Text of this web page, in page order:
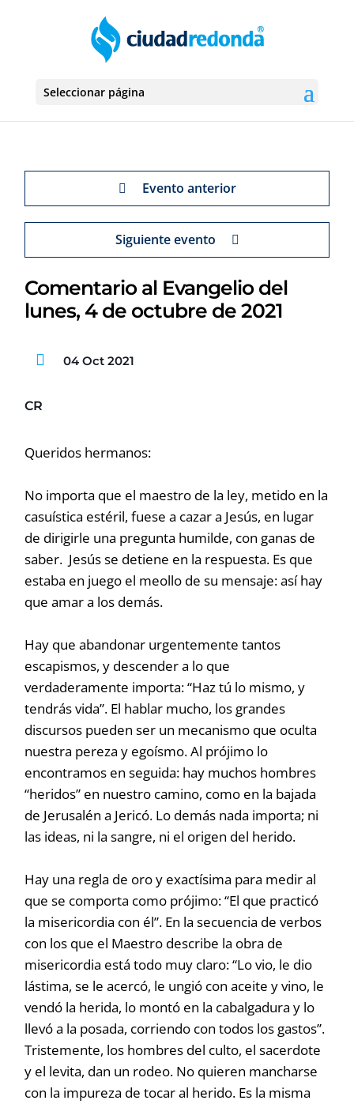
Seleccionar página
Evento anterior
Siguiente evento
Comentario al Evangelio del
lunes, 4 de octubre de 2021
04 Oct 2021
CR
Queridos hermanos:
No importa que el maestro de la ley, metido en la
casuística estéril, fuese a cazar a Jesús, en lugar
de dirigirle una pregunta humilde, con ganas de
saber. Jesús se detiene en la respuesta. Es que
estaba en juego el meollo de su mensaje: así hay
que amar a los demás.
Hay que abandonar urgentemente tantos
escapismos, y descender a lo que
verdaderamente importa: “Haz tú lo mismo, y
tendrás vida”. El hablar mucho, los grandes
discursos pueden ser un mecanismo que oculta
nuestra pereza y egoísmo. Al prójimo lo
encontramos en seguida: hay muchos hombres
“heridos” en nuestro camino, como en la bajada
de Jerusalén a Jericó. Lo demás nada importa; ni
las ideas, ni la sangre, ni el origen del herido.
Hay una regla de oro y exactísima para medir al
que se comporta como prójimo: “El que practicó
la misericordia con él”. En la secuencia de verbos
con los que el Maestro describe la obra de
misericordia está todo muy claro: “Lo vio, le dio
lástima, se le acercó, le ungió con aceite y vino, le
vendó la herida, lo montó en la cabalgadura y lo
llevó a la posada, corriendo con todos los gastos”.
Tristemente, los hombres del culto, el sacerdote
y el levita, dan un rodeo. No quieren mancharse
con la impureza de tocar al herido. Es la misma